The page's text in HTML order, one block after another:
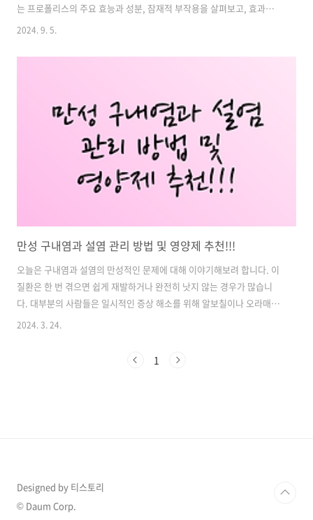
는 프로폴리스의 주요 효능과 성분, 잠재적 부작용을 살펴보고, 효과적이
고 믿을 수 있는 프로폴리스 영양제를 선택하는 방법을 안내해 드리겠습
자신에게 맞는 프로폴리스를 선택하는 것이 중요합니다.먼저, 프로폴리
방법을 제시하겠습니다. 이 가이드를 통해 건강한 선택을 하고, 프로폴리
스를 통해 보다 나은 건강을 유지해 보세요! 목차1. 프로폴리스 효능 및
2024. 9. 5.
만성 구내염과 설염 관리 방법 및 영양제 추천!!!
오늘은 구내염과 설염의 만성적인 문제에 대해 이야기해보려 합니다. 이
질환은 한 번 겪으면 쉽게 재발하거나 완전히 낫지 않는 경우가 많습니
다. 대부분의 사람들은 일시적인 증상 해소를 위해 알보칠이나 오라매디
아프니뱅큐액과 같은 외용제를 사용하거나 병원에서 처방받은 약물을
춘 대증요법에 불과합니다. 그러나 만약 자주 재발하거나 치료가 잘 안
2024. 3. 24.
1
Designed by 티스토리
© Daum Corp.